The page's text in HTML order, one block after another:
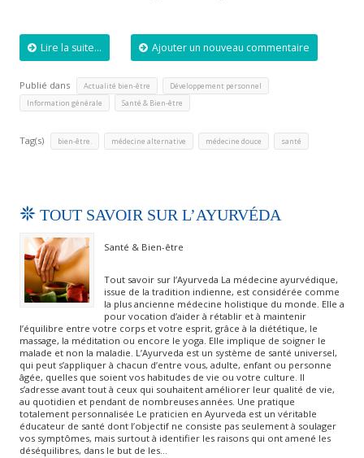
Lire la suite... Ajouter un nouveau commentaire
Publié dans Actualité bien-être Développement personnel
Information générale Santé & Bien-être
Tag(s) bien-être. médecine alternative médecine douce santé
TOUT SAVOIR SUR L’AYURVÉDA
Santé & Bien-être
Tout savoir sur l’Ayurveda La médecine ayurvédique,
issue de la tradition indienne, est considérée comme
la plus ancienne médecine holistique du monde. Elle a
pour vocation d’aider à rétablir et à maintenir
l’équilibre entre votre corps et votre esprit, grâce à la diététique, le
massage, la méditation ou encore le yoga. Elle implique de soigner le
malade et non la maladie. L’Ayurveda est un système de santé universel,
qui peut s’appliquer à chacun d’entre vous, adulte, enfant ou personne
âgée, quelles que soient vos habitudes de vie ou votre culture. Il
s’adresse avant tout à ceux qui souhaitent améliorer leur qualité de vie,
au quotidien et pendant de nombreuses années. Une pratique
totalement personnalisée Le praticien en Ayurveda est un véritable
éducateur de santé dont l’objectif ne consiste pas seulement à soulager
vos symptômes, mais surtout à identifier les raisons qui ont amené les
déséquilibres, dans le but de les…